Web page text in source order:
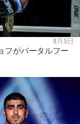
8月5日
フがバータルフー
一緒！ 最新ニ
ントの最高の
！